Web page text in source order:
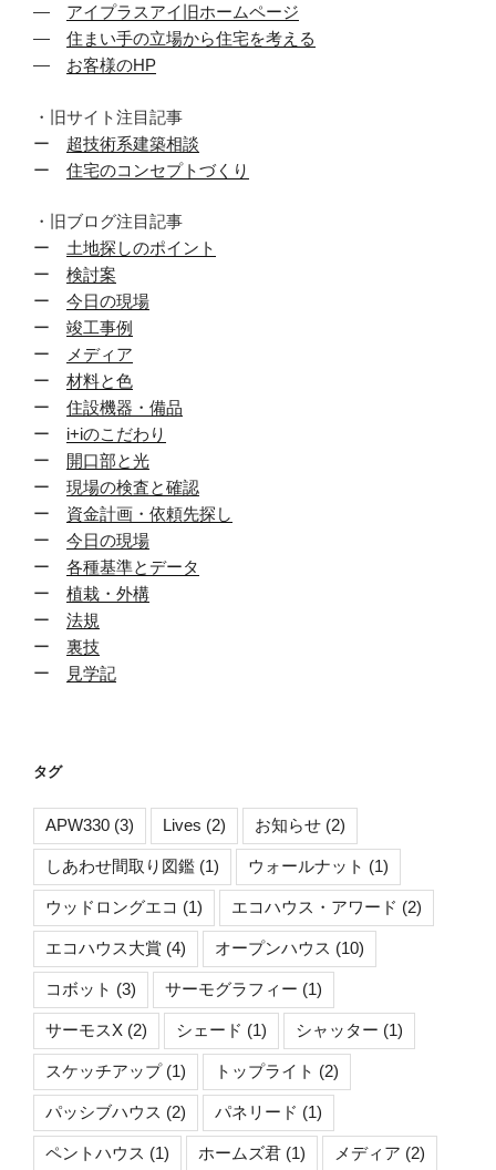
― アイプラスアイ旧ホームページ
― 住まい手の立場から住宅を考える
― お客様のHP
・旧サイト注目記事
ー 超技術系建築相談
ー 住宅のコンセプトづくり
・旧ブログ注目記事
ー 土地探しのポイント
ー 検討案
ー 今日の現場
ー 竣工事例
ー
メディア
ー 材料と色
ー 住設機器・備品
ー i+iのこだわり
ー 開口部と光
ー 現場の検査と確認
ー 資金計画・依頼先探し
ー 今日の現場
ー 各種基準とデータ
ー 植栽・外構
ー 法規
ー 裏技
ー
見学記
タグ
APW330 (3) Lives (2) お知らせ (2)
しあわせ間取り図鑑 (1) ウォールナット (1)
ウッドロングエコ (1) エコハウス・アワード (2)
エコハウス大賞 (4) オープンハウス (10)
コボット (3) サーモグラフィー (1)
サーモスX (2) シェード (1) シャッター (1)
スケッチアップ(1) トップライト (2)
パッシブハウス (2) パネリード (1)
ペントハウス (1) ホームズ君 (1) メディア (2)